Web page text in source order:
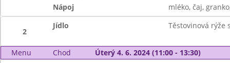
Nápoj
mléko, čaj,
2
Jídlo Těstovinová rýže
Menu Chod Úterý 4. 6. 2024 (11:00 - 13:30)